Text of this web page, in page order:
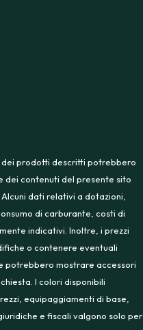
dei prodotti descritti potrebbero
dei contenuti del presente sito
dati relativi a dotazioni,
di carburante, costi di
indicativi. Inoltre, i prezzi
o contenere eventuali
potrebbero mostrare accessori
I colori disponibili
equipaggiamenti di base,
e fiscali valgono solo per